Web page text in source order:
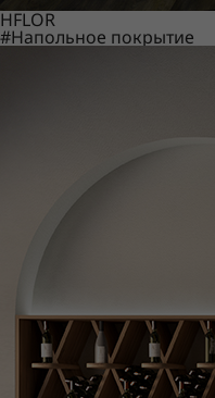
HFLOR
#Напольное покрытие